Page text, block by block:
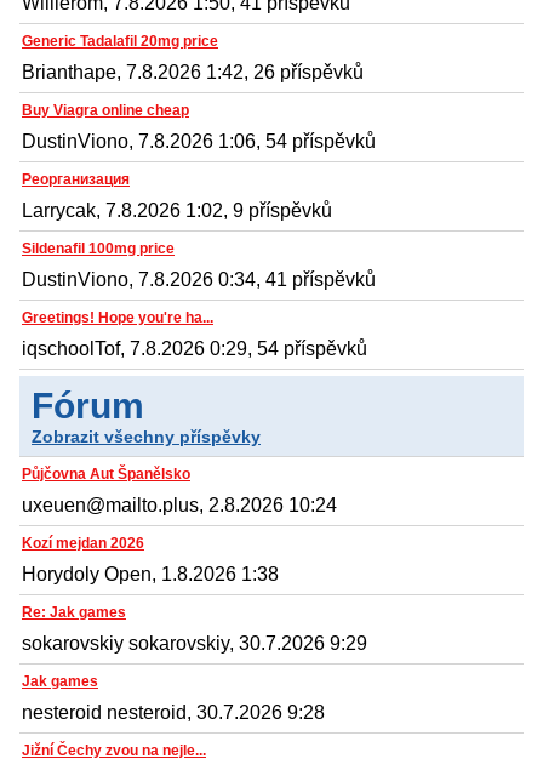
Generic Tadalafil 20mg price
Brianthape, 7.8.2026 1:42, 26 příspěvků
Buy Viagra online cheap
DustinViono, 7.8.2026 1:06, 54 příspěvků
Реорганизация
Larrycak, 7.8.2026 1:02, 9 příspěvků
Sildenafil 100mg price
DustinViono, 7.8.2026 0:34, 41 příspěvků
Greetings! Hope you're ha...
iqschoolTof, 7.8.2026 0:29, 54 příspěvků
Fórum
Zobrazit všechny příspěvky
Půjčovna Aut Španělsko
uxeuen@mailto.plus, 2.8.2026 10:24
Kozí mejdan 2026
Horydoly Open, 1.8.2026 1:38
Re: Jak games
sokarovskiy sokarovskiy, 30.7.2026 9:29
Jak games
nesteroid nesteroid, 30.7.2026 9:28
Jižní Čechy zvou na nejle...